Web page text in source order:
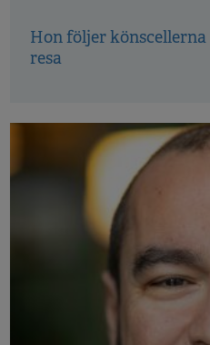
Hon följer
resa